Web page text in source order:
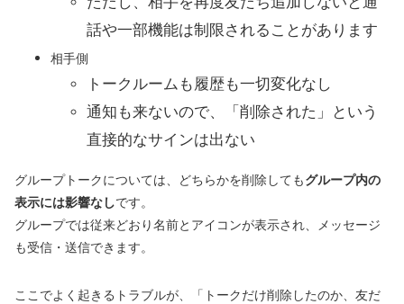
話や一部機能は制限されることがあります
相手側
トークルームも履歴も一切変化なし
通知も来ないので、「削除された」という
直接的なサインは出ない
グループトークについては、どちらかを削除してもグループ内の
表示には影響なしです。
グループでは従来どおり名前とアイコンが表示され、メッセージ
も受信・送信できます。
ここでよく起きるトラブルが、「トークだけ削除したのか、友だ